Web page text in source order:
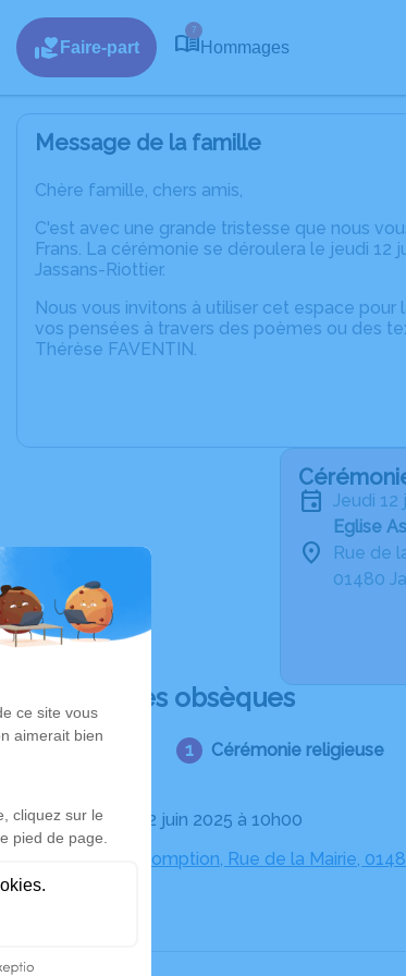
Faire-part
7
Hommages
Message de la famille
Chère famille, chers amis,
C'est avec une grande tristesse que nous
Frans. La cérémonie se déroulera le jeudi 12
Jassans-Riottier.
Nous vous invitons à utiliser cet espace
vos pensées à travers des poèmes ou des
Thérèse FAVENTIN.
jeudi
Eglise
Rue de
01480
Déroulé des obsèques
Cérémonie religieuse
Le jeudi 12 juin 2025 à 10h00
Eglise Assomption, Rue de la Mairie,